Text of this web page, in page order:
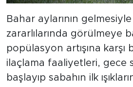
Bahar aylarının
zararlılarında görülmeye
popülasyon artışına karşı
ilaçlama faaliyetleri, gece
başlayıp sabahın ilk